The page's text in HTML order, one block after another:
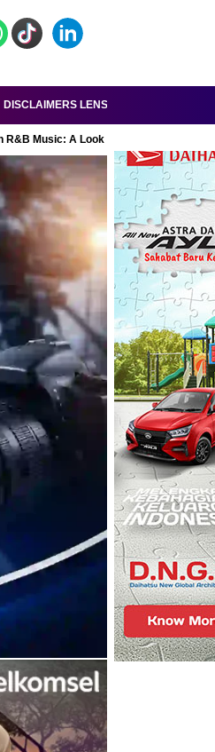
DISCLAIMERS LENSA-RAKYAT.COM
R&B Music: A Look at Super Bowl